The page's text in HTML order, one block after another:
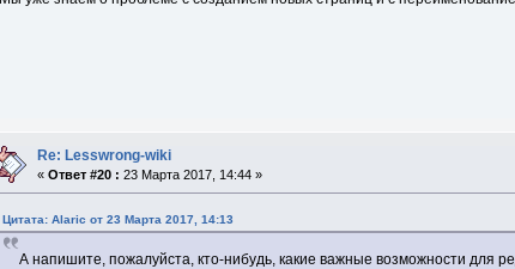
Re: Lesswrong-wiki
«Ответ #20 : 23 Марта 2017, 14:44 »
Цитата: Alaric от 23 Марта 2017, 14:13
А напишите, пожалуйста, кто-нибудь, какие важные возможности для